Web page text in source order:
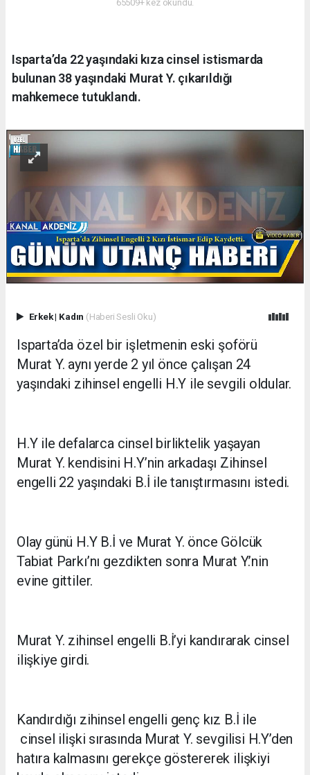
65509+ kez okundu.
Isparta’da 22 yaşındaki kıza cinsel istismarda
bulunan 38 yaşındaki Murat Y. çıkarıldığı
mahkemece tutuklandı.
Erkek| Kadın (Haberi Sesli Oku)
Isparta’da özel bir işletmenin eski şoförü
Murat Y. aynı yerde 2 yıl önce çalışan 24
yaşındaki zihinsel engelli H.Y ile sevgili oldular.
H.Y ile defalarca cinsel birliktelik yaşayan
Murat Y. kendisini H.Y’nin arkadaşı Zihinsel
engelli 22 yaşındaki B.İ ile tanıştırmasını istedi.
Olay günü H.Y B.İ ve Murat Y. önce Gölcük
Tabiat Parkı’nı gezdikten sonra Murat Y.’nin
evine gittiler.
Murat Y. zihinsel engelli B.İ’yi kandırarak cinsel
ilişkiye girdi.
Kandırdığı zihinsel engelli genç kız B.İ ile
cinsel ilişki sırasında Murat Y. sevgilisi H.Y’den
hatıra kalmasını gerekçe göstererek ilişkiyi